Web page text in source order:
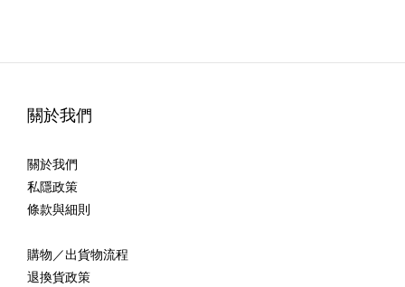
關於我們
關於我們
私隱政策
條款與細則
購物／出貨物流程
退換貨政策